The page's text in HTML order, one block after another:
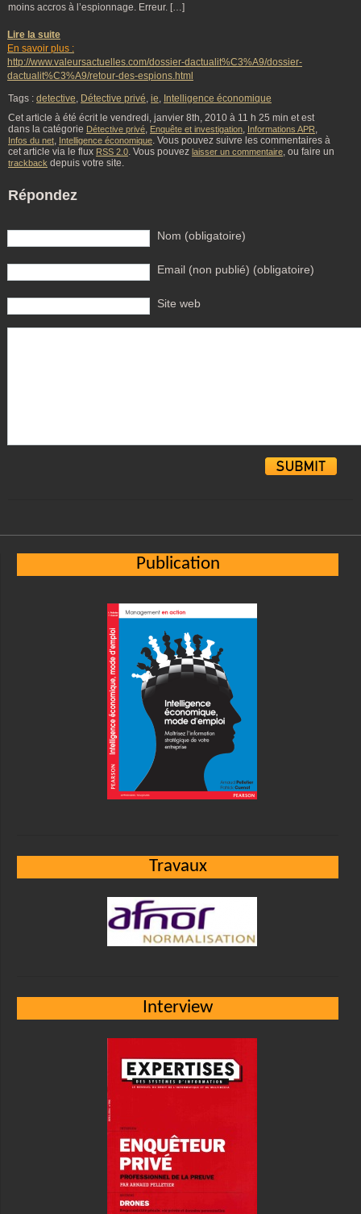
moins accros à l’espionnage. Erreur. […]
Lire la suite
En savoir plus :
http://www.valeursactuelles.com/dossier-dactualit%C3%A9/dossier-
dactualit%C3%A9/retour-des-espions.html
Tags : detective, Détective privé, ie, Intelligence économique
Cet article à été écrit le vendredi, janvier 8th, 2010 à 11 h 25 min et est
dans la catégorie Détective privé, Enquête et investigation, Informations APR,
Infos du net, Intelligence économique. Vous pouvez suivre les commentaires à
cet article via le flux RSS 2.0. Vous pouvez laisser un commentaire, ou faire un
trackback depuis votre site.
Répondez
Nom (obligatoire)
Email (non publié) (obligatoire)
Site web
Publication
Travaux
Interview